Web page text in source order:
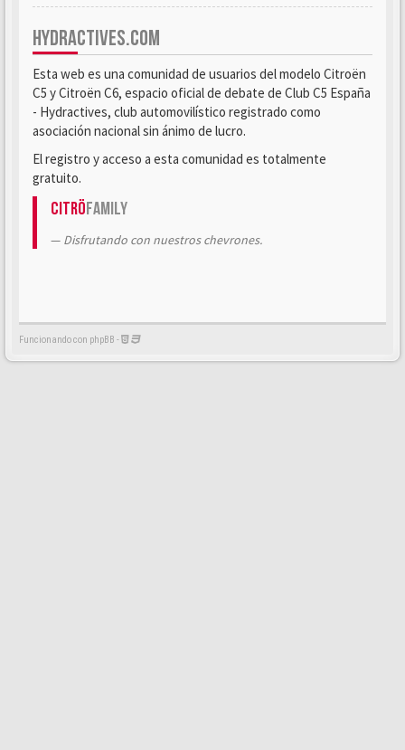
HYDRACTIVES.COM
Esta web es una comunidad de usuarios del modelo Citroën
C5 y Citroën C6, espacio oficial de debate de Club C5 España
- Hydractives, club automovilístico registrado como
asociación nacional sin ánimo de lucro.
El registro y acceso a esta comunidad es totalmente
gratuito.
CitröFamily
Disfrutando con nuestros chevrones.
Funcionando con phpBB -